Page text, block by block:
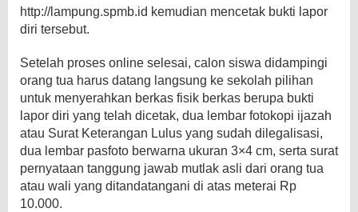
http://lampung.spmb.id kemudian mencetak bukti lapor
diri tersebut.
Setelah proses online selesai, calon siswa didampingi
orang tua harus datang langsung ke sekolah pilihan
untuk menyerahkan berkas fisik berkas berupa bukti
lapor diri yang telah dicetak, dua lembar fotokopi ijazah
atau Surat Keterangan Lulus yang sudah dilegalisasi,
dua lembar pasfoto berwarna ukuran 3×4 cm, serta surat
pernyataan tanggung jawab mutlak asli dari orang tua
atau wali yang ditandatangani di atas meterai Rp
10.000.